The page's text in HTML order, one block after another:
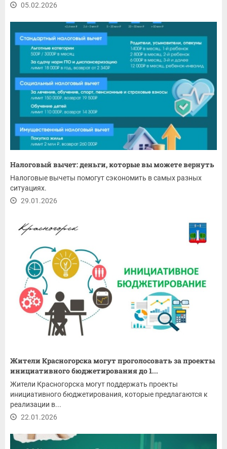
05.02.2026
Налоговый вычет: деньги, которые вы можете вернуть
Налоговые вычеты помогут сэкономить в самых разных
ситуациях.
29.01.2026
Жители Красногорска могут проголосовать за проекты
инициативного бюджетирования до 1...
Жители Красногорска могут поддержать проекты
инициативного бюджетирования, которые предлагаются к
реализации в...
22.01.2026